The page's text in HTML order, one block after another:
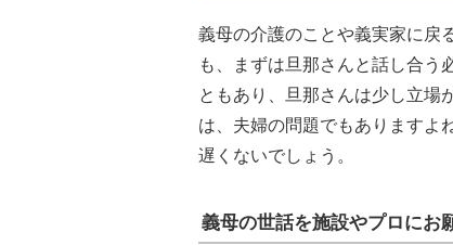
義母の介護のことや義実家に戻
も、まずは旦那さんと話し合う
ともあり、旦那さんは少し立場
は、夫婦の問題でもありますよ
遅くないでしょう。
義母の世話を施設やプロにお